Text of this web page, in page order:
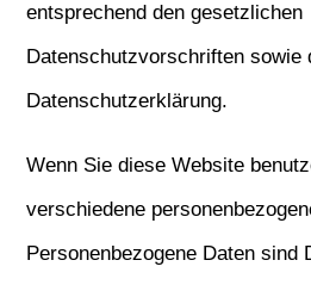
entsprechend den gesetzlichen
Datenschutzvorschriften sowie
Datenschutzerklärung.
Wenn Sie diese Website
verschiedene
Personenbezogene Daten sind